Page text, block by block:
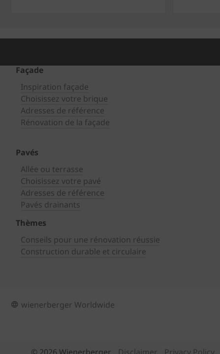
Façade
Inspiration façade
Choisissez votre brique
Adresses de référence
Rénovation de la façade
Pavés
Allée ou terrasse
Choisissez votre pavé
Adresses de référence
Pavés drainants
Thèmes
Conseils pour une rénovation réussie
Construction durable et circulaire
wienerberger Worldwide